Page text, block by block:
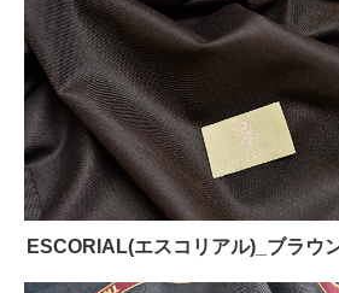
ESCORIAL(エスコリアル)_ブラウ